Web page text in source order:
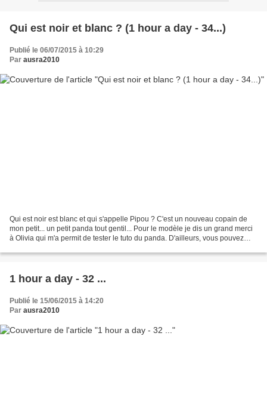
Qui est noir et blanc ? (1 hour a day - 34...)
Publié le 06/07/2015 à 10:29
Par ausra2010
Qui est noir est blanc et qui s'appelle Pipou ? C'est un nouveau copain de
mon petit... un petit panda tout gentil... Pour le modèle je dis un grand merci
à Olivia qui m'a permit de tester le tuto du panda. D'ailleurs, vous pouvez
1 hour a day - 32 ...
Publié le 15/06/2015 à 14:20
Par ausra2010